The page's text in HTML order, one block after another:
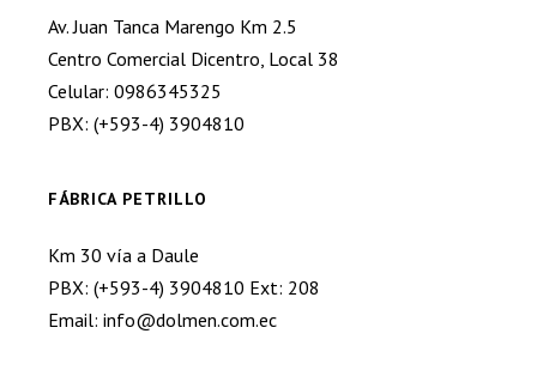
Av. Juan Tanca Marengo Km 2.5
Centro Comercial Dicentro, Local 38
Celular: 0986345325
PBX: (+593-4) 3904810
FÁBRICA PETRILLO
Km 30 vía a Daule
PBX: (+593-4) 3904810 Ext: 208
Email: info@dolmen.com.ec